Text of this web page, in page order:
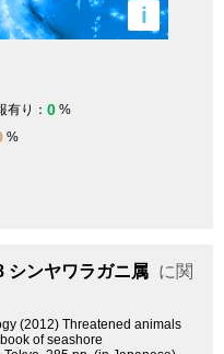
i
有り： 0 %
%
シンヤワラガニ属 に関
(2012) Threatened animals
of seashore